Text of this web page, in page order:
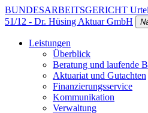
BUNDESARBEITSGERICHT
51/12 - Dr. Hüsing Aktuar GmbH
Leistungen
Überblick
Beratung und laufende
Aktuariat und Gutachten
Finanzierungsservice
Kommunikation
Verwaltung